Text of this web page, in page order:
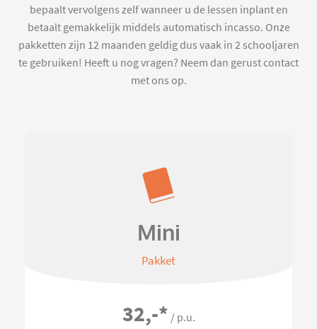
bepaalt vervolgens zelf wanneer u de lessen inplant en
betaalt gemakkelijk middels automatisch incasso. Onze
pakketten zijn 12 maanden geldig dus vaak in 2 schooljaren
te gebruiken! Heeft u nog vragen? Neem dan gerust contact
met ons op.
Mini
Pakket
32,-* / p.u.